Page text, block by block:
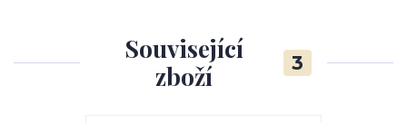
Související
zboží
3